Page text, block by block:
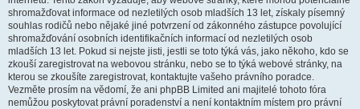
shromažďovat informace od nezletilých osob mladších 13 let, získaly písemný
souhlas rodičů nebo nějaké jiné potvrzení od zákonného zástupce povolující
shromažďování osobních identifikačních informací od nezletilých osob
mladších 13 let. Pokud si nejste jisti, jestli se toto týká vás, jako někoho, kdo se
zkouší zaregistrovat na webovou stránku, nebo se to týká webové stránky, na
kterou se zkoušíte zaregistrovat, kontaktujte vašeho právního poradce.
Vezměte prosím na vědomí, že ani phpBB Limited ani majitelé tohoto fóra
nemůžou poskytovat právní poradenství a není kontaktním místem pro právní